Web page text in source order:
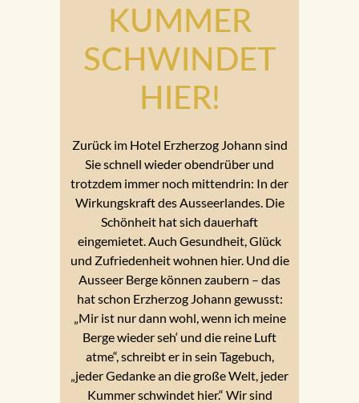
KUMMER
SCHWINDET
HIER!
Zurück im Hotel Erzherzog Johann sind
Sie schnell wieder obendrüber und
trotzdem immer noch mittendrin: In der
Wirkungskraft des Ausseerlandes. Die
Schönheit hat sich dauerhaft
eingemietet. Auch Gesundheit, Glück
und Zufriedenheit wohnen hier. Und die
Ausseer Berge können zaubern – das
hat schon Erzherzog Johann gewusst:
„Mir ist nur dann wohl, wenn ich meine
Berge wieder seh‘ und die reine Luft
atme“, schreibt er in sein Tagebuch,
„jeder Gedanke an die große Welt, jeder
Kummer schwindet hier.“ Wir sind